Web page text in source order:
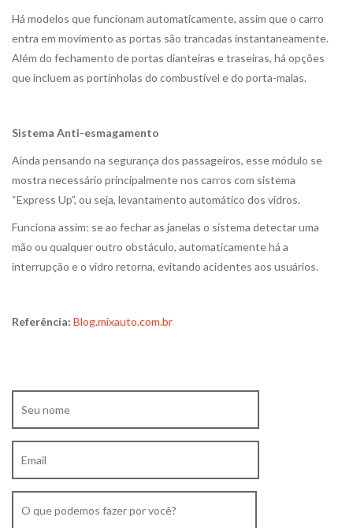
Há modelos que funcionam automaticamente, assim que o carro
entra em movimento as portas são trancadas instantaneamente.
Além do fechamento de portas dianteiras e traseiras, há opções
que incluem as portinholas do combustível e do porta-malas.
Sistema Anti-esmagamento
Ainda pensando na segurança dos passageiros, esse módulo se
mostra necessário principalmente nos carros com sistema
“Express Up”, ou seja, levantamento automático dos vidros.
Funciona assim: se ao fechar as janelas o sistema detectar uma
mão ou qualquer outro obstáculo, automaticamente há a
interrupção e o vidro retorna, evitando acidentes aos usuários.
Referência: Blog.mixauto.com.br